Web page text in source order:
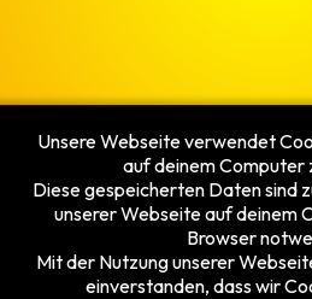
Unsere Webseite verwendet
auf deinem Computer
Diese gespeicherten Daten sind
unserer Webseite auf deinem
Browser
Mit der Nutzung unserer
einverstanden, dass wir